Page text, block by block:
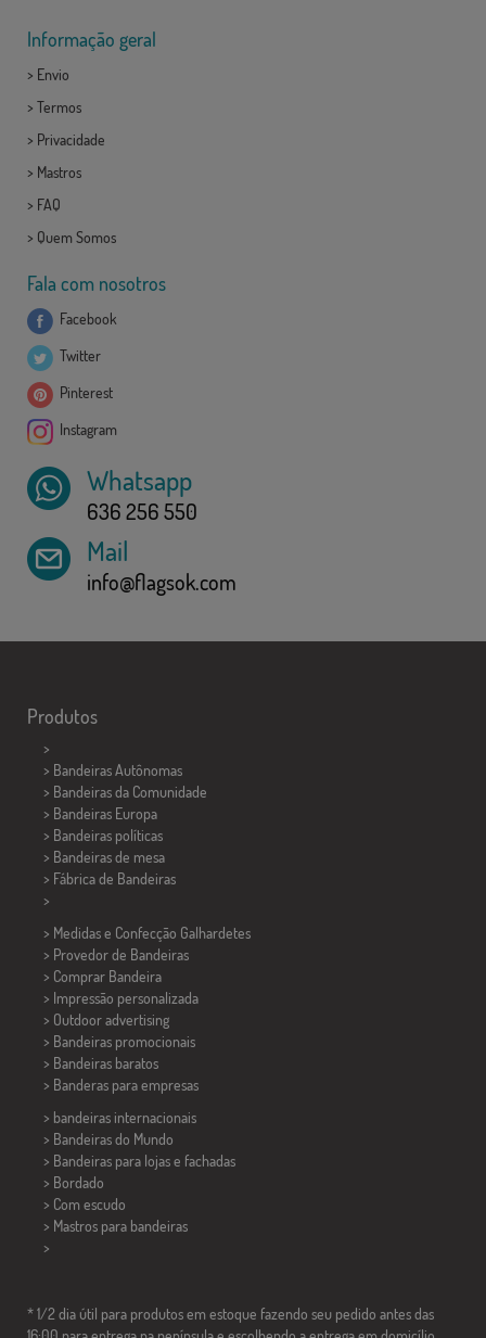
Informação geral
> Envio
> Termos
> Privacidade
> Mastros
> FAQ
> Quem Somos
Fala com nosotros
Facebook
Twitter
Pinterest
Instagram
Whatsapp
636 256 550
Mail
info@flagsok.com
Produtos
>
> Bandeiras Autônomas
> Bandeiras da Comunidade
> Bandeiras Europa
> Bandeiras políticas
> Bandeiras de mesa
> Fábrica de Bandeiras
>
> Medidas e Confecção Galhardetes
> Provedor de Bandeiras
> Comprar Bandeira
> Impressão personalizada
> Outdoor advertising
> Bandeiras promocionais
> Bandeiras baratos
> Banderas para empresas
> bandeiras internacionais
> Bandeiras do Mundo
> Bandeiras para lojas e fachadas
> Bordado
> Com escudo
> Mastros para bandeiras
>
* 1/2 dia útil para produtos em estoque fazendo seu pedido antes das